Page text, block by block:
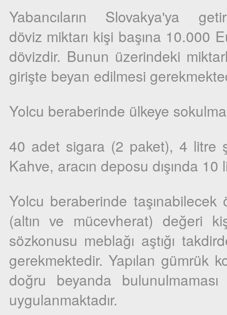
Yabancıların Slovakya'ya
döviz miktarı kişi başına 10.000
dövizdir. Bunun üzerindeki
girişte beyan edilmesi
Yolcu beraberinde ülkeye
40 adet sigara (2 paket), 4 litre
Kahve, aracın deposu dışında
Yolcu beraberinde
(altın ve mücevherat) değeri
sözkonusu meblağı aştığı
gerekmektedir. Yapılan gümrük
doğru beyanda
uygulanmaktadır.